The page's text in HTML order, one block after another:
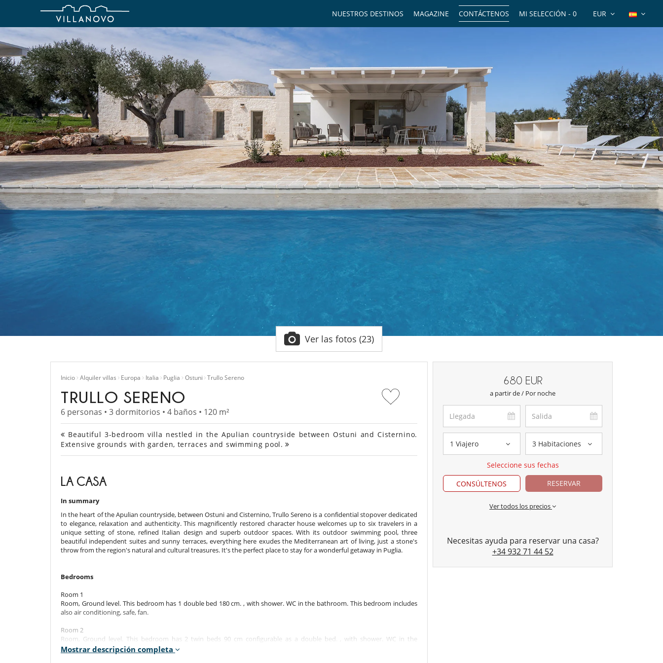
EUR
MI SELECCIÓN - 0
CONTÁCTENOS
MAGAZINE
NUESTROS DESTINOS
Ver las fotos (23)
Inicio Alquiler villas Europa Italia Puglia Ostuni Trullo Sereno
TRULLO SERENO
6 personas • 3 dormitorios • 4 baños • 120 m²
Beautiful 3-bedroom villa nestled in the Apulian countryside between Ostuni and Cisternino.
Extensive grounds with garden, terraces and swimming pool.
LA CASA
In summary
In the heart of the Apulian countryside, between Ostuni and Cisternino, Trullo Sereno is a confidential stopover dedicated
to elegance, relaxation and authenticity. This magnificently restored character house welcomes up to six travelers in a
unique setting of stone, refined Italian design and superb outdoor spaces. With its outdoor swimming pool, three
beautiful independent suites and sunny terraces, everything here exudes the Mediterranean art of living, just a stone's
throw from the region's natural and cultural treasures. It's the perfect place to stay for a wonderful getaway in Puglia.
Bedrooms
Room 1
Room, Ground level. This bedroom has 1 double bed 180 cm. , with shower. WC in the bathroom. This bedroom includes
also air conditioning, safe, fan.
Room 2
Room, Ground level. This bedroom has 2 twin beds 90 cm configurable as a double bed. , with shower. WC in the
bathroom. This bedroom includes also air conditioning, fan.
Mostrar descripción completa
680 EUR
a partir de / Por noche
1 Viajero 3 Habitaciones
Seleccione sus fechas
CONSÚLTENOS
RESERVAR
Ver todos los precios
Necesitas ayuda para reservar una casa?
+34 932 71 44 52